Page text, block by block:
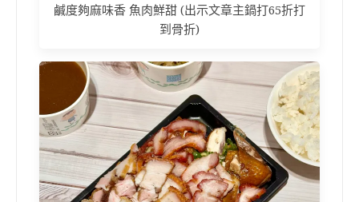
鹹度夠麻味香 魚肉鮮甜 (出示文章主鍋打65折打
到骨折)